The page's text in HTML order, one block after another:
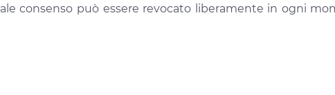
consenso può essere revocato liberamente in ogni